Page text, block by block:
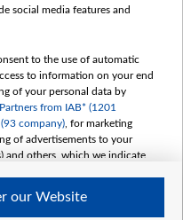
social media features and
to the use of automatic
to information on your end
of your personal data by
from IAB* (1201
company) , for marketing
of advertisements to your
and others, which we indicate
S.A. w likwidacji are as
our Website